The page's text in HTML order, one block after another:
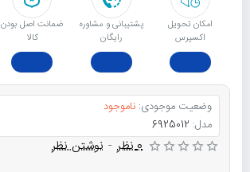
امکان تحویل
اکسپرس
پشتیبانی و مشاوره
رایگان
ﺿﻤﺎﻧﺖ اﺻﻞ ﺑﻮدن
ﮐﺎﻟﺎ
وضعیت موجودی: ناموجود
مدل: 6925012
0 نظر - نوشتن نظر